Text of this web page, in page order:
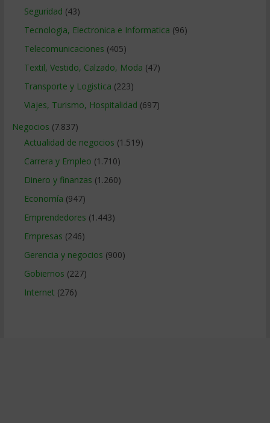
Seguridad (43)
Tecnologia, Electronica e Informatica (96)
Telecomunicaciones (405)
Textil, Vestido, Calzado, Moda (47)
Transporte y Logistica (223)
Viajes, Turismo, Hospitalidad (697)
Negocios (7.837)
Actualidad de negocios (1.519)
Carrera y Empleo (1.710)
Dinero y finanzas (1.260)
Economía (947)
Emprendedores (1.443)
Empresas (246)
Gerencia y negocios (900)
Gobiernos (227)
Internet (276)